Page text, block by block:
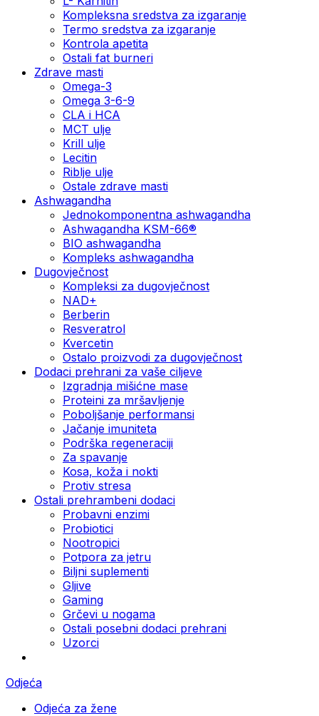
Kompleksna sredstva za izgaranje
Termo sredstva za izgaranje
Kontrola apetita
Ostali fat burneri
Zdrave masti
Omega-3
Omega 3-6-9
CLA i HCA
MCT ulje
Krill ulje
Lecitin
Riblje ulje
Ostale zdrave masti
Ashwagandha
Jednokomponentna ashwagandha
Ashwagandha KSM-66®
BIO ashwagandha
Kompleks ashwagandha
Dugovječnost
Kompleksi za dugovječnost
NAD+
Berberin
Resveratrol
Kvercetin
Ostalo proizvodi za dugovječnost
Dodaci prehrani za vaše ciljeve
Izgradnja mišićne mase
Proteini za mršavljenje
Poboljšanje performansi
Jačanje imuniteta
Podrška regeneraciji
Za spavanje
Kosa, koža i nokti
Protiv stresa
Ostali prehrambeni dodaci
Probavni enzimi
Probiotici
Nootropici
Potpora za jetru
Biljni suplementi
Gljive
Gaming
Grčevi u nogama
Ostali posebni dodaci prehrani
Uzorci
Odjeća
Odjeća za žene